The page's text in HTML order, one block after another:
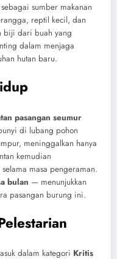
sebagai sumber makanan
reptil kecil, dan
biji dari buah yang
dalam menjaga
hutan baru.
pasangan seumur
di lubang pohon
meninggalkan hanya
kemudian
masa pengeraman.
bulan — menunjukkan
pasangan burung ini.
dalam kategori Kritis